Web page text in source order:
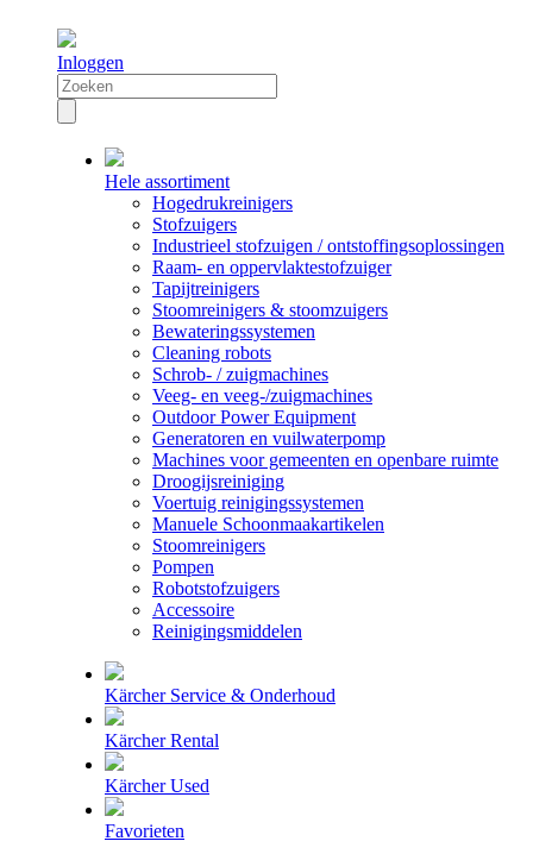
Inloggen
Hele assortiment
Hogedrukreinigers
Stofzuigers
Industrieel stofzuigen / ontstoffingsoplossingen
Raam- en oppervlaktestofzuiger
Tapijtreinigers
Stoomreinigers & stoomzuigers
Bewateringssystemen
Cleaning robots
Schrob- / zuigmachines
Veeg- en veeg-/zuigmachines
Outdoor Power Equipment
Generatoren en vuilwaterpomp
Machines voor gemeenten en openbare ruimte
Droogijsreiniging
Voertuig reinigingssystemen
Manuele Schoonmaakartikelen
Stoomreinigers
Pompen
Robotstofzuigers
Accessoire
Reinigingsmiddelen
Kärcher Service & Onderhoud
Kärcher Rental
Kärcher Used
Favorieten